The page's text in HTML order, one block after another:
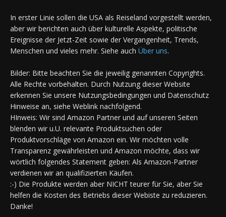
In erster Linie sollen die USA als Reiseland vorgestellt werden,
aber wir berichten auch über kulturelle Aspekte, politische
Ereignisse der Jetzt-Zeit sowie der Vergangenheit, Trends,
Menschen und vieles mehr. Siehe auch Über uns.
Bilder: Bitte beachten Sie die jeweilig genannten Copyrights.
Alle Rechte vorbehalten. Durch Nutzung dieser Website
erkennen Sie unsere Nutzungsbedingungen und Datenschutz
Hinweise an, siehe Weblink nachfolgend.
HInweis: Wir sind Amazon Partner und auf unseren Seiten
blenden wir u.U. relevante Produktsuchen oder
Produktvorschläge von Amazon ein. Wir möchten volle
Transparenz gewährleisten und Amazon möchte, dass wir
wörtlich folgendes Statement geben: Als Amazon-Partner
verdienen wir an qualifizierten Käufen.
:-) Die Produkte werden aber NICHT teurer für Sie, aber Sie
helfen die Kosten des Betriebs dieser Webiste zu reduzieren.
Danke!